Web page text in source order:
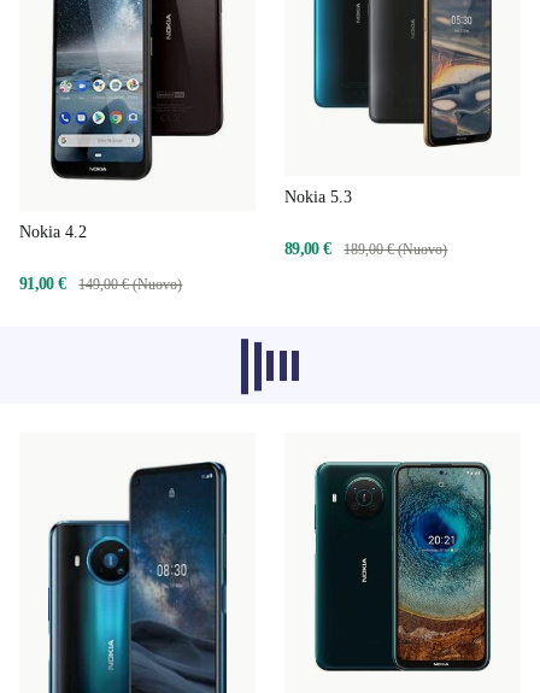
Nokia 4.2
91,00 € 149,00 € (Nuovo)
Nokia 5.3
89,00 € 189,00 € (Nuovo)
I prodotti consigliati di altre categorie
non vengono caricati al momento, ci